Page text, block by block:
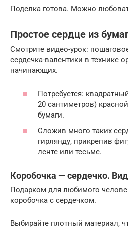
Поделка готова. Можно
Простое сердце из
Смотрите видео-урок:
сердечка-валентики в технике
начинающих.
Потребуется:
20 сантиметров)
бумаги.
Сложив много таких
гирлянду, прикрепив
ленте или тесьме.
Коробочка — сердечко.
Подарком для любимого
коробочка с сердечком.
Выбирайте плотный материал,